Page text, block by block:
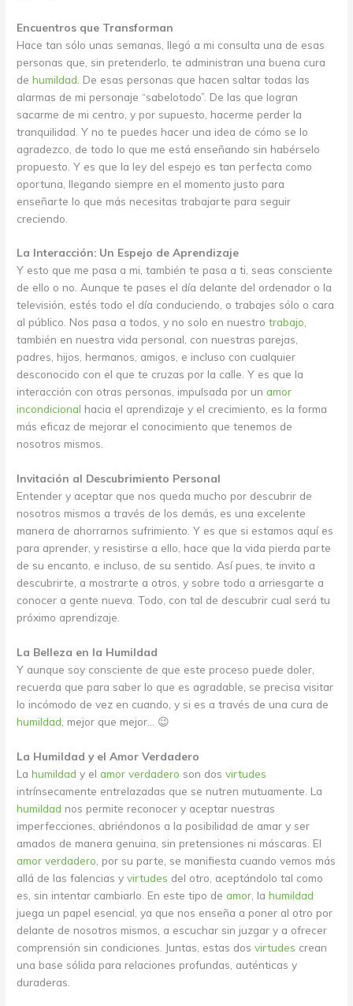
Encuentros que Transforman
Hace tan sólo unas semanas, llegó a mi consulta una de esas
personas que, sin pretenderlo, te administran una buena cura
dehumildad . De esas personas que hacen saltar todas las
alarmas de mi personaje “sabelotodo”. De las que logran
sacarme de mi centro, y por supuesto, hacerme perder la
tranquilidad. Y no te puedes hacer una idea de cómo se lo
agradezco, de todo lo que me está enseñando sin habérselo
propuesto. Y es que la ley del espejo es tan perfecta como
oportuna, llegando siempre en el momento justo para
enseñarte lo que más necesitas trabajarte para seguir
creciendo.
La Interacción: Un Espejo de Aprendizaje
Y esto que me pasa a mi, también te pasa a ti, seas consciente
de ello o no. Aunque te pases el día delante del ordenador o la
televisión, estés todo el día conduciendo, o trabajes sólo o cara
al público. Nos pasa a todos, y no solo en nuestrotrabajo
también en nuestra vida personal, con nuestras parejas,
padres, hijos, hermanos, amigos, e incluso con cualquier
desconocido con el que te cruzas por la calle. Y es que la
interacción con otras personas, impulsada por unamor
incondicional hacia el aprendizaje y el crecimiento, es la forma
más eficaz de mejorar el conocimiento que tenemos de
nosotros mismos.
Invitación al Descubrimiento Personal
Entender y aceptar que nos queda mucho por descubrir de
nosotros mismos a través de los demás, es una excelente
manera de ahorrarnos sufrimiento. Y es que si estamos aquí es
para aprender, y resistirse a ello, hace que la vida pierda parte
de su encanto, e incluso, de su sentido. Así pues, te invito a
descubrirte, a mostrarte a otros, y sobre todo a arriesgarte a
conocer a gente nueva. Todo, con tal de descubrir cual será tu
próximo aprendizaje.
La Belleza en la Humildad
Y aunque soy consciente de que este proceso puede doler,
recuerda que para saber lo que es agradable, se precisa visitar
lo incómodo de vez en cuando, y si es a través de una cura de
humildad , mejor que mejor… 😉
La Humildad y el Amor Verdadero
Lahumildad y elamor verdadero son dosvirtudes
intrínsecamente entrelazadas que se nutren mutuamente. La
humildad nos permite reconocer y aceptar nuestras
imperfecciones, abriéndonos a la posibilidad de amar y ser
amados de manera genuina, sin pretensiones ni máscaras. El
amor verdadero , por su parte, se manifiesta cuando vemos más
allá de las falencias yvirtudes del otro, aceptándolo tal como
es, sin intentar cambiarlo. En este tipo deamor , lahumildad
juega un papel esencial, ya que nos enseña a poner al otro por
delante de nosotros mismos, a escuchar sin juzgar y a ofrecer
comprensión sin condiciones. Juntas, estas dosvirtudes crean
una base sólida para relaciones profundas, auténticas y
duraderas.